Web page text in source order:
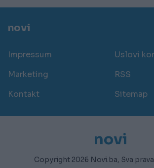
novi
Impressum
Uslovi
Marketing
RSS
Kontakt
Sitemap
novi
Copyright 2026 Novi.ba, Sva prava